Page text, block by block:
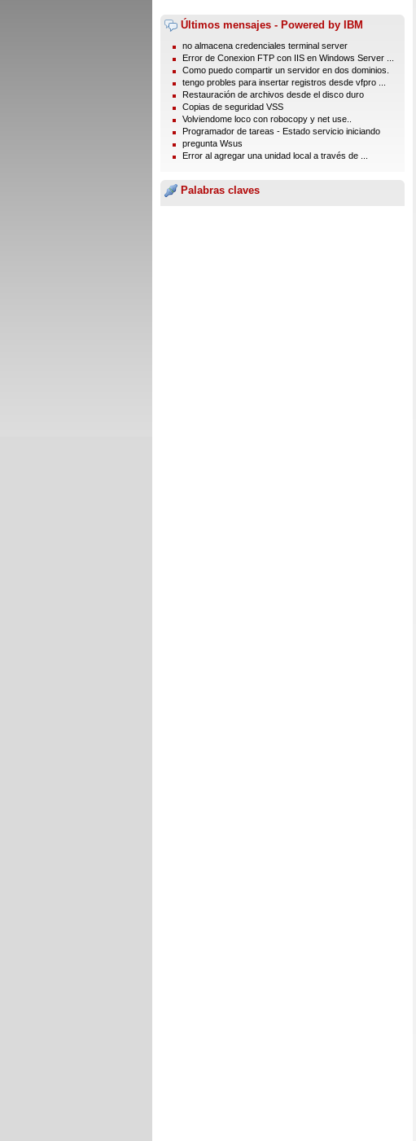
Últimos mensajes - Powered by IBM
no almacena credenciales terminal server
Error de Conexion FTP con IIS en Windows Server ...
Como puedo compartir un servidor en dos dominios.
tengo probles para insertar registros desde vfpro ...
Restauración de archivos desde el disco duro
Copias de seguridad VSS
Volviendome loco con robocopy y net use..
Programador de tareas - Estado servicio iniciando
pregunta Wsus
Error al agregar una unidad local a través de ...
Palabras claves